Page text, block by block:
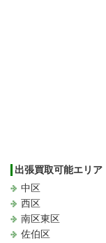
出張買取可能エリア
中区
西区
南区東区
佐伯区